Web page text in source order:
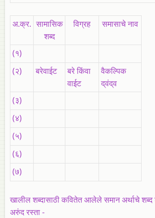
अ.क्र. सामासिक
शब्द
विग्रह समासाचे नाव
(१)
(२)
बरेवाईट
बरे किंवा
वाईट
वैकल्पिक
द्‌वंद्‌व
(३)
(४)
(५)
(६)
(७)
खालील शब्दासाठी कवितेत आलेले समान अर्थाचे शब्द
अरुंद रस्ता -